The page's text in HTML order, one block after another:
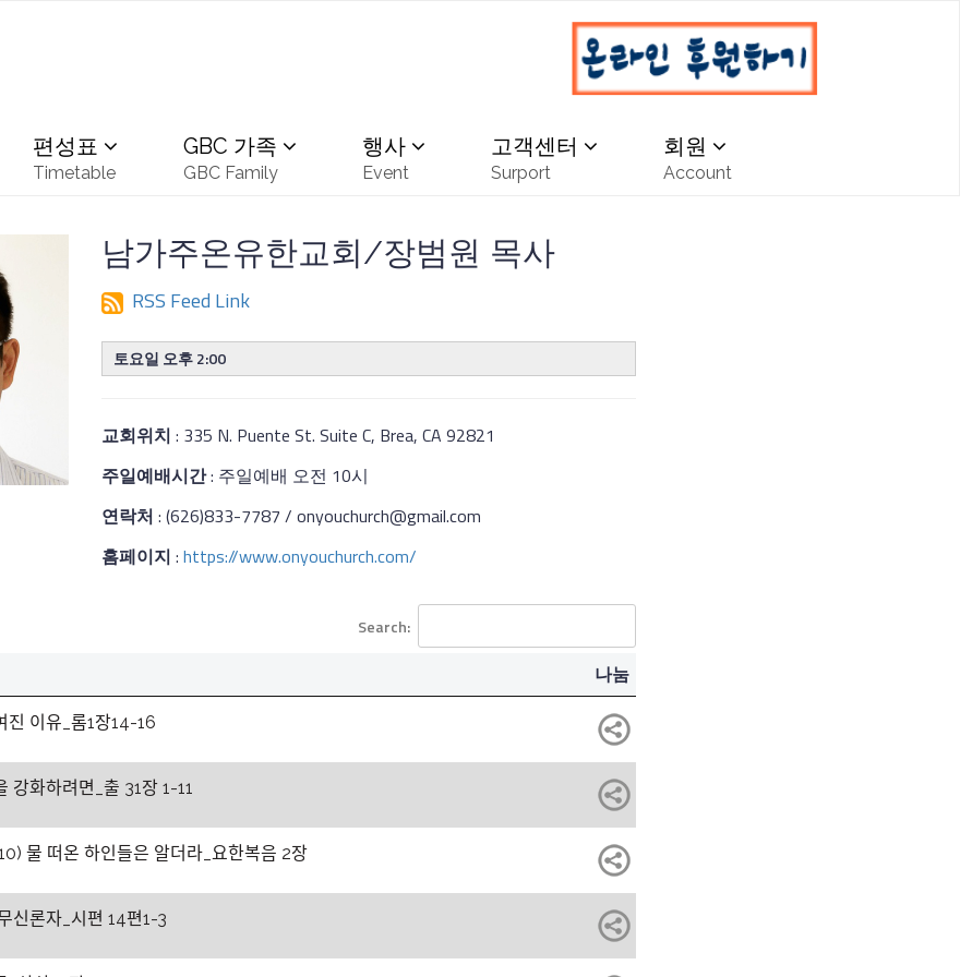
편성표
Timetable
GBC 가족
GBC Family
행사
Event
고객센터
Surport
회원
Account
남가주온유한교회/장범원 목사
RSS Feed Link
토요일 오후 2:00
교회위치 : 335 N. Puente St. Suite C, Brea, CA 92821
주일예배시간: 주일예배 오전 10시
연락처 : (626)833-7787 / onyouchurch@gmail.com
홈페이지 : https://www.onyouchurch.com/
Search:
나눔
이유_롬1장14-16
강화하려면_출 31장 1-11
물 떠온 하인들은 알더라_요한복음 2장
14편1-3